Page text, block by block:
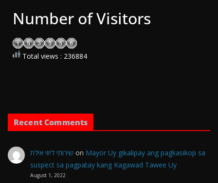
Number of Visitors
Total views : 236884
Recent Comments
שירותי ליווי אילת on Mayor Uy gikalipay ang pagkasikop sa
suspect sa pagpatay kang Kagawad Tawee Uy
August 1, 2022